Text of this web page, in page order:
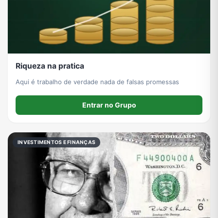
Riqueza na pratica
Aqui é trabalho de verdade nada de falsas promessas
Entrar no Grupo
INVESTIMENTOS E FINANÇAS